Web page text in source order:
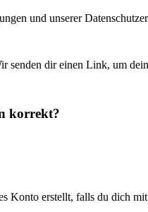
und unserer
dir einen Link, um
korrekt?
Konto erstellt, falls du dich